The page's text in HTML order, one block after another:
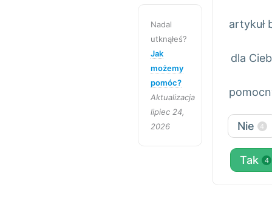
Nadal
utknąłeś?
Jak
możemy
pomóc?
Aktualizacja
lipiec 24,
2026
artykuł
dla
Nie 4
Tak 4